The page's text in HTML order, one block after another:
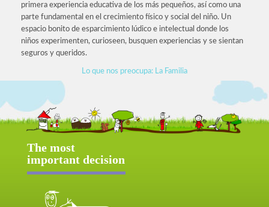
primera experiencia educativa de los más pequeños, así como una
parte fundamental en el crecimiento físico y social del niño. Un
espacio bonito de esparcimiento lúdico e intelectual donde los
niños experimenten, curioseen, busquen experiencias y se sientan
seguros y queridos.
Lo que nos preocupa: La Familia
The most
important decision